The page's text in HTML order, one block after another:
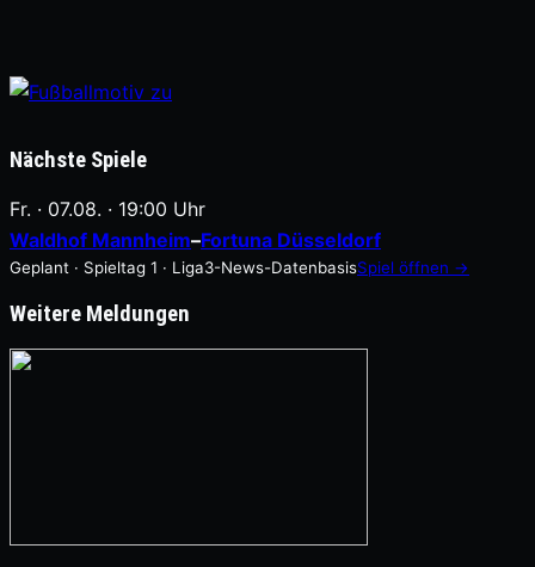
Nächste Spiele
Fr. · 07.08. · 19:00 Uhr
Waldhof Mannheim–Fortuna Düsseldorf
Geplant · Spieltag 1 · Liga3-News-DatenbasisSpiel öffnen →
Weitere Meldungen